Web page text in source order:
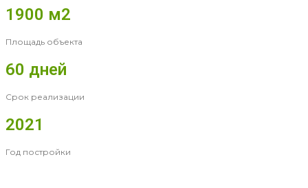
1900 м2
Площадь объекта
60 дней
Срок реализации
2021
Год постройки